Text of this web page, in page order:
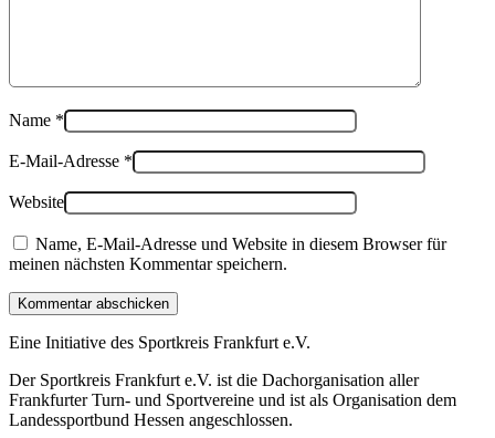
Name *
E-Mail-Adresse *
Website
Name, E-Mail-Adresse und Website in diesem Browser für
meinen nächsten Kommentar speichern.
Kommentar abschicken
Eine Initiative des Sportkreis Frankfurt e.V.
Der Sportkreis Frankfurt e.V. ist die Dachorganisation aller
Frankfurter Turn- und Sportvereine und ist als Organisation dem
Landessportbund Hessen angeschlossen.